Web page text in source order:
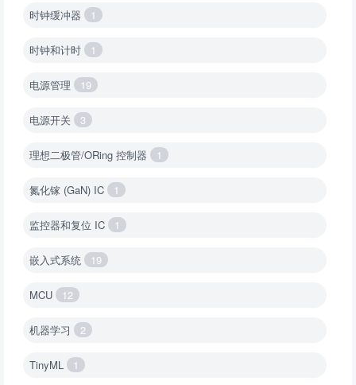
时钟缓冲器 1
时钟和计时 1
电源管理 19
电源开关 3
理想二极管/ORing 控制器 1
氮化镓 (GaN) IC 1
监控器和复位 IC 1
嵌入式系统 19
MCU 12
机器学习 2
TinyML 1